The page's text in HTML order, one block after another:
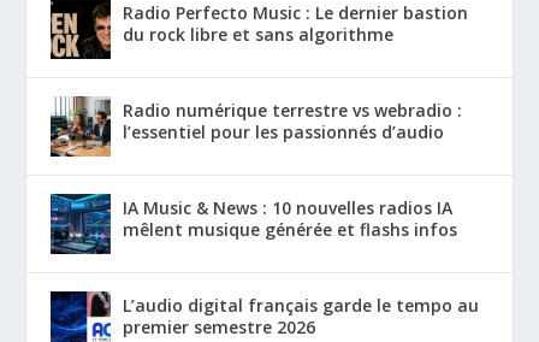
Radio Perfecto Music : Le dernier bastion
du rock libre et sans algorithme
Radio numérique terrestre vs webradio :
l’essentiel pour les passionnés d’audio
IA Music & News : 10 nouvelles radios IA
mêlent musique générée et flashs infos
L’audio digital français garde le tempo au
premier semestre 2026